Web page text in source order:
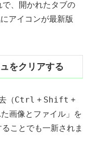
で、開かれたタブの
アイコンが最新版
をクリアする
（Ctrl + Shift +
画像とファイル」を
ことでも一新されま